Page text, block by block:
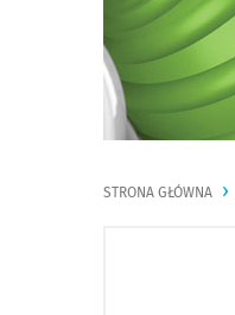
STRONA GŁÓWNA